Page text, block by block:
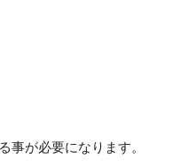
事が必要になります。